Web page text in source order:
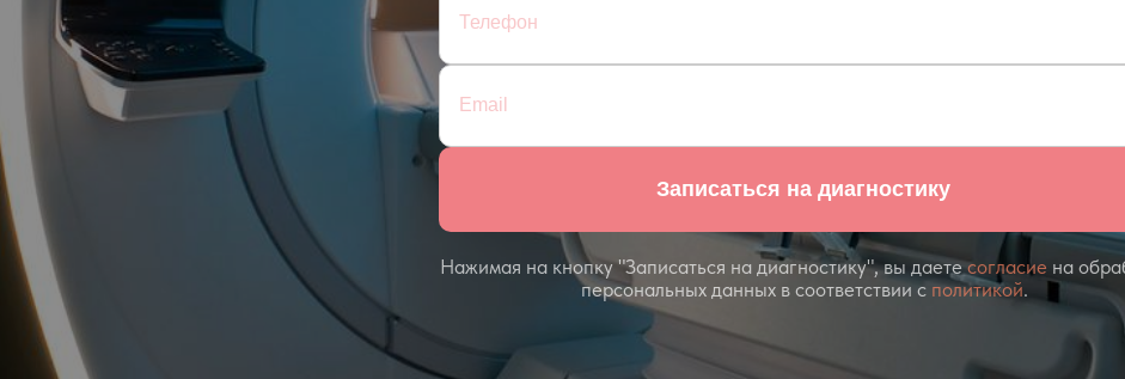
Нажимая на кнопку "Записаться на диагностику", вы даетесогласие на
персональных данных в соответствии с политикой.
Записаться на диагностику